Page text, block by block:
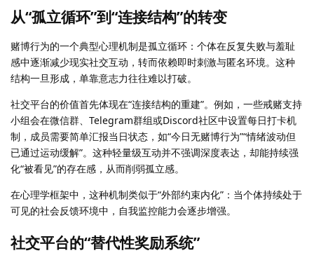
从“孤立循环”到“连接结构”的转变
赌博行为的一个典型心理机制是孤立循环：个体在反复失败与羞耻
感中逐渐减少现实社交互动，转而依赖即时刺激与匿名环境。这种
结构一旦形成，单靠意志力往往难以打破。
社交平台的价值首先体现在“连接结构的重建”。例如，一些戒赌支持
小组会在微信群、Telegram群组或Discord社区中设置每日打卡机
制，成员需要简单汇报当日状态，如“今日无赌博行为”“情绪波动但
已通过运动缓解”。这种轻量级互动并不强调深度表达，却能持续强
化“被看见”的存在感，从而削弱孤立感。
在心理学框架中，这种机制类似于“外部约束内化”：当个体持续处于
可见的社会反馈环境中，自我监控能力会逐步增强。
社交平台的“替代性奖励系统”